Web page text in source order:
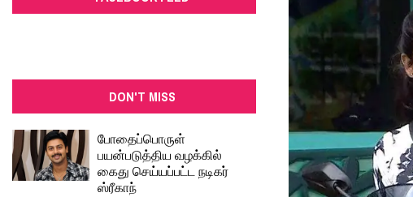
DON'T MISS
போதைப்பொருள்
பயன்படுத்திய வழக்கில்
கைது செய்யப்பட்ட நடிகர்
ஸ்ரீகாந்